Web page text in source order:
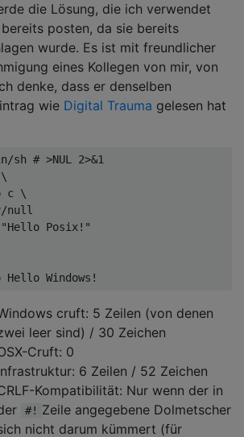
die Lösung, die ich verwendet
bereits posten, da sie bereits
wurde. Es ist mit freundlicher
eines Kollegen von mir, von
denke, dass er denselben
wie Digital Trauma gelesen hat
sh # >NUL 2>&1
\
c \
null
"Hello Posix!"
cruft: 5 Zeilen (von denen
leer sind) / 30 Zeichen
Cruft: 0
6 Zeilen / 52 Zeichen
Kompatibilität: Nur wenn der in
#! Zeile angegebene Dolmetscher
nicht darum kümmert (für